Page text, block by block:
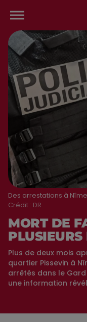
Des arrestations à
Crédit : DR
MORT DE
Plus de deux mois
quartier Pissevin à
arrêtés dans le
une information